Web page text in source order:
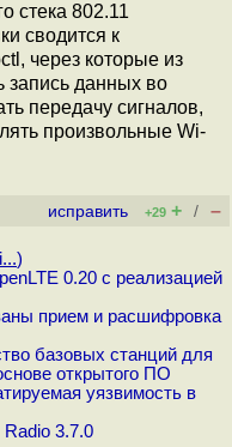
стека 802.11
сводится к
через которые из
данных во
передачу сигналов,
произвольные Wi-
исправить +29 + / –
)
0.20 с реализацией
прием и расшифровка
базовых станций для
открытого ПО
уязвимость в
3.7.0